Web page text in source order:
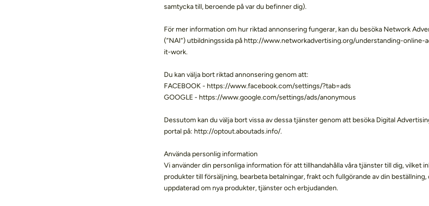
samtycka till, beroende på var du befinner dig).
För mer information om hur riktad annonsering fungerar, kan du besöka Network
(”NAI”) utbildningssida på http://www.networkadvertising.org/understanding-
it-work.
Du kan välja bort riktad annonsering genom att:
FACEBOOK - https://www.facebook.com/settings/?tab=ads
GOOGLE - https://www.google.com/settings/ads/anonymous
Dessutom kan du välja bort vissa av dessa tjänster genom att besöka Digital
portal på: http://optout.aboutads.info/.
Använda personlig information
Vi använder din personliga information för att tillhandahålla våra tjänster till dig, vilket
produkter till försäljning, bearbeta betalningar, frakt och fullgörande av din beställning,
uppdaterad om nya produkter, tjänster och erbjudanden.